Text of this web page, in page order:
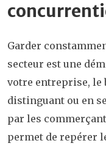
Garder
secteur est une
votre entreprise, le
distinguant ou en
par les
permet de repérer